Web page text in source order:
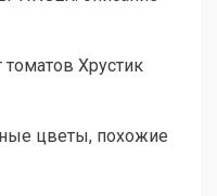
томатов Хрустик
цветы, похожие